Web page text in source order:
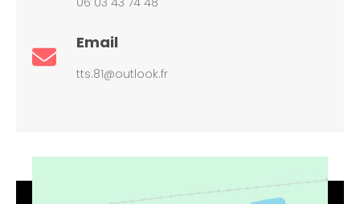
Email
tts.81@outlook.fr